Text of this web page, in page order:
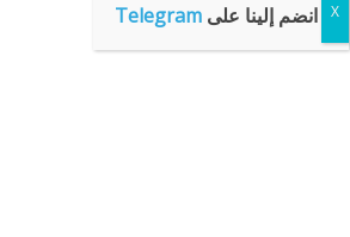
انضم إلينا على Telegram